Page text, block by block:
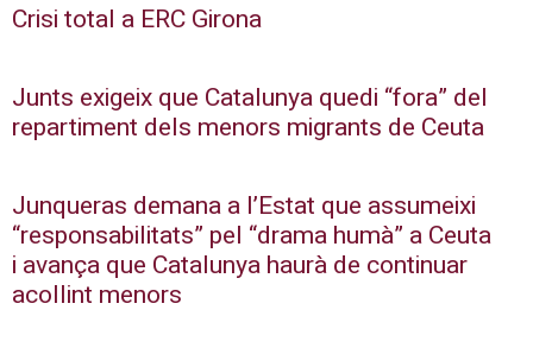
Crisi total a ERC Girona
Junts exigeix que Catalunya quedi “fora” del
repartiment dels menors migrants de Ceuta
Junqueras demana a l’Estat que assumeixi
“responsabilitats” pel “drama humà” a Ceuta
i avança que Catalunya haurà de continuar
acollint menors